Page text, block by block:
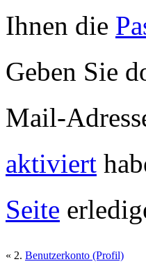
Ihnen die
Geben Sie
Mail-
aktiviert
Seite
« 2. Benutzerkonto (Profil)